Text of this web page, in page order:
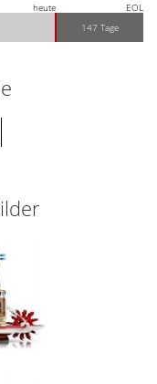
heute
EOL
147 Tage